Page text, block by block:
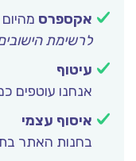
אקספרס מהיום להיום
לרשימת
עיטוף
אנחנו עוטפים
איסוף עצמי
בחנות האתר בתל